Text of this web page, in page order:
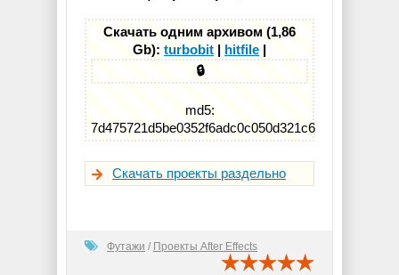
Скачать одним архивом (1,86
Gb): turbobit | hitfile |
🔒
md5:
7d475721d5be0352f6adc0c050d321c6
Скачать проекты раздельно
Футажи / Проекты After Effects